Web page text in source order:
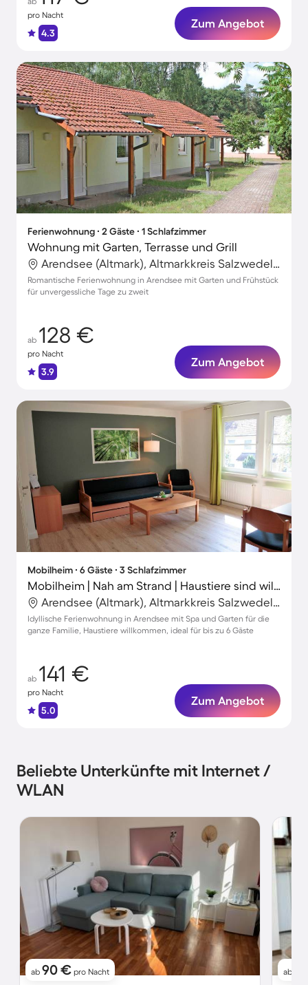
pro Nacht
4.3
Zum Angebot
Ferienwohnung ∙ 2 Gäste ∙ 1 Schlafzimmer
Wohnung mit Garten, Terrasse und Grill
Arendsee (Altmark), Altmarkkreis Salzwedel, Deutschland
Romantische Ferienwohnung in Arendsee mit Garten und Frühstück
für unvergessliche Tage zu zweit
ab 128 €
pro Nacht
3.9
Zum Angebot
Mobilheim ∙ 6 Gäste ∙ 3 Schlafzimmer
Mobilheim | Nah am Strand | Haustiere sind willkommen
Arendsee (Altmark), Altmarkkreis Salzwedel, Deutschland
Idyllische Ferienwohnung in Arendsee mit Spa und Garten für die
ganze Familie, Haustiere willkommen, ideal für bis zu 6 Gäste
ab 141 €
pro Nacht
5.0
Zum Angebot
Beliebte Unterkünfte mit Internet /
WLAN
ab 90 € pro Nacht ab